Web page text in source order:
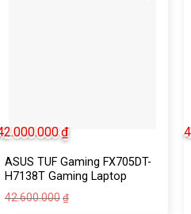
ASUS TUF Gaming FX705DT-
H7138T Gaming Laptop
42.600.000 ₫
₫